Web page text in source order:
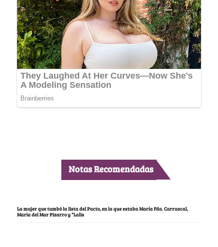
Notas Recomendadas
La mujer que tumbó la lista del Pacto, en la que estaba María Fda. Carrascal,
María del Mar Pizarro y “Lalis